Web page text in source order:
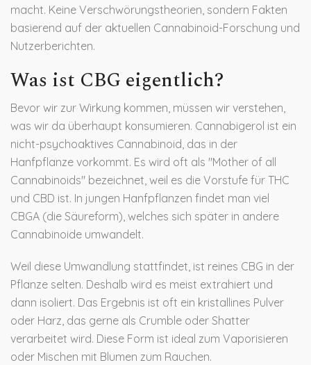
macht. Keine Verschwörungstheorien, sondern Fakten
basierend auf der aktuellen Cannabinoid-Forschung und
Nutzerberichten.
Was ist CBG eigentlich?
Bevor wir zur Wirkung kommen, müssen wir verstehen,
was wir da überhaupt konsumieren. Cannabigerol ist ein
nicht-psychoaktives Cannabinoid, das in der
Hanfpflanze vorkommt. Es wird oft als "Mother of all
Cannabinoids" bezeichnet, weil es die Vorstufe für THC
und CBD ist. In jungen Hanfpflanzen findet man viel
CBGA (die Säureform), welches sich später in andere
Cannabinoide umwandelt.
Weil diese Umwandlung stattfindet, ist reines CBG in der
Pflanze selten. Deshalb wird es meist extrahiert und
dann isoliert. Das Ergebnis ist oft ein kristallines Pulver
oder Harz, das gerne als Crumble oder Shatter
verarbeitet wird. Diese Form ist ideal zum Vaporisieren
oder Mischen mit Blumen zum Rauchen.